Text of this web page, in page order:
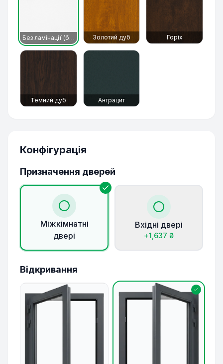
Без ламінації (білий) Золотий дуб Горіх
Темний дуб Антрацит
Конфігурація
Призначення дверей
Міжкімнатні
двері
Вхідні двері
+1,637 ₴
Відкривання